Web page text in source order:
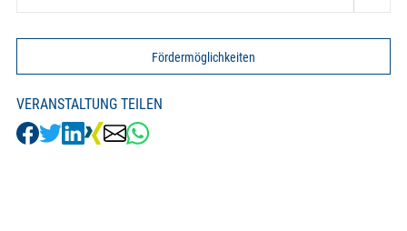
Fördermöglichkeiten
VERANSTALTUNG TEILEN